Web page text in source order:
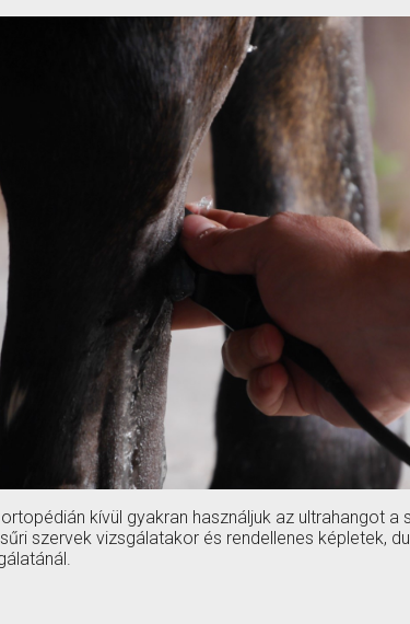
kívül gyakran használjuk az ultrahangot a
szervek vizsgálatakor és rendellenes képletek,